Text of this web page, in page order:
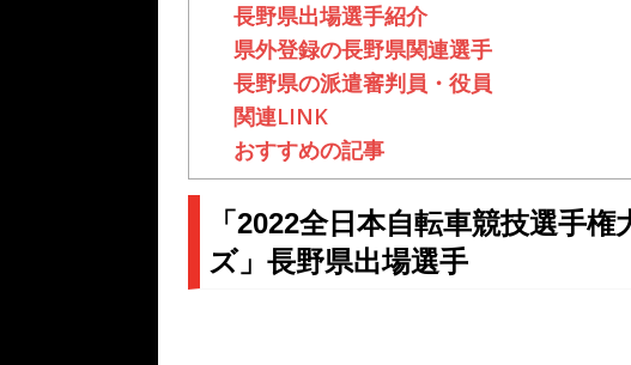
長野県出場選手紹介
県外登録の長野県関連選手
長野県の派遣審判員・役員
関連LINK
おすすめの記事
「2022全日本自転車競技選手
ズ」長野県出場選手